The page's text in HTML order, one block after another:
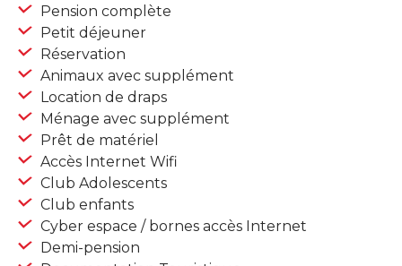
Pension complète
Petit déjeuner
Réservation
Animaux avec supplément
Location de draps
Ménage avec supplément
Prêt de matériel
Accès Internet Wifi
Club Adolescents
Club enfants
Cyber espace / bornes accès Internet
Demi-pension